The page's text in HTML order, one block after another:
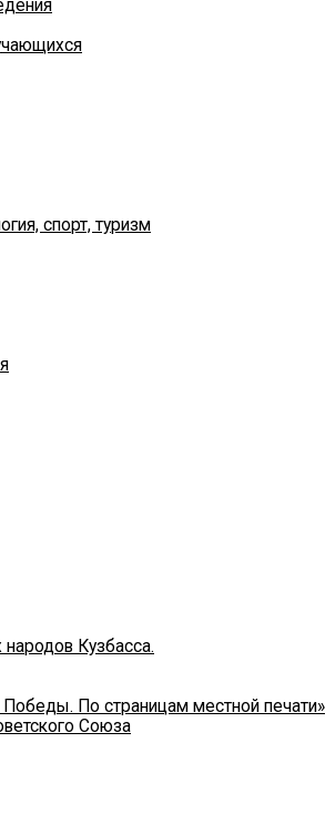
спорт, туризм
Кузбасса.
По страницам местной печати»
Союза